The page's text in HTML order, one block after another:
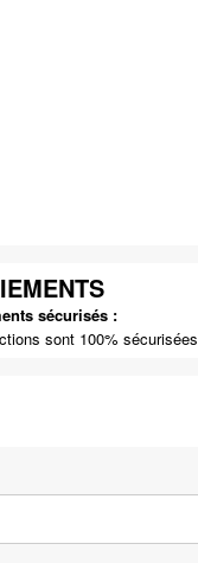
sécurisés :
sont 100% sécurisées